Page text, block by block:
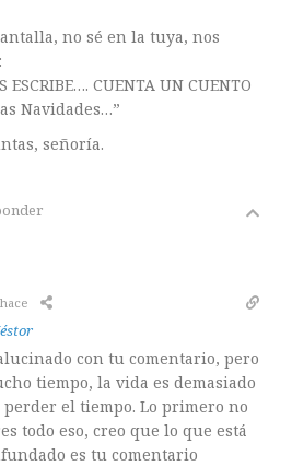
no sé en la tuya, nos
ESCRIBE…. CUENTA UN CUENTO
Navidades…”
señoría.
con tu comentario, pero
tiempo, la vida es demasiado
perder el tiempo. Lo primero no
todo eso, creo que lo que está
es tu comentario